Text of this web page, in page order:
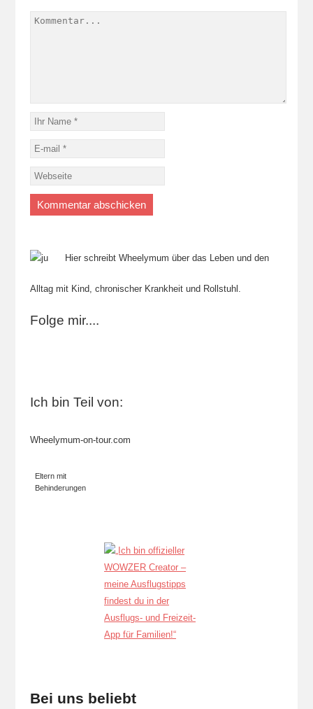
Hier schreibt Wheelymum über das Leben und den
Alltag mit Kind, chronischer Krankheit und Rollstuhl.
Folge mir....
Ich bin Teil von:
Wheelymum-on-tour.com
Eltern mit
Behinderungen
Bei uns beliebt